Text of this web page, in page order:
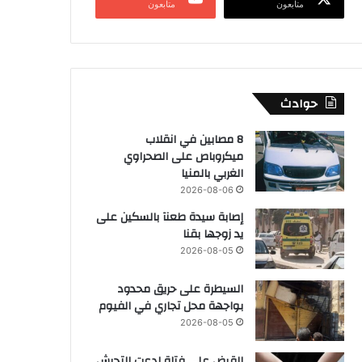
متابعون متابعون
حوادث
8 مصابين في انقلاب
ميكروباص على الصحراوي
الغربي بالمنيا
2026-08-06
إصابة سيدة طعنآ بالسكين على
يد زوجها بقنا
2026-08-05
السيطرة على حريق محدود
بواجهة محل تجاري في الفيوم
2026-08-05